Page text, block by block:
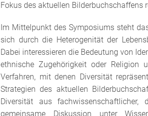
Fokus des aktuellen Bilderbuchschaffens
Im Mittelpunkt des Symposiums steht
sich durch die Heterogenität der
Dabei interessieren die Bedeutung von
ethnische Zugehörigkeit oder Religion
Verfahren, mit denen Diversität
Strategien des aktuellen
Diversität aus
gemeinsame Diskussion unter